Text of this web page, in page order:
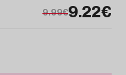
9.22€
9.99€